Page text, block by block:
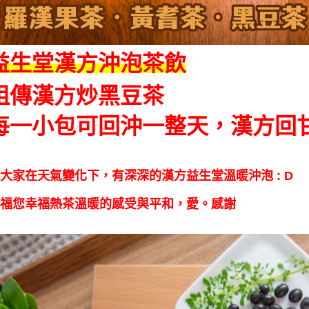
生堂漢方沖泡茶飲
傳漢方炒黑豆茶
一小包可回沖一整天，漢方回
家在天氣變化下，有深深的漢方益生堂溫暖沖泡 : D
您幸福熱茶溫暖的感受與平和，愛。感謝